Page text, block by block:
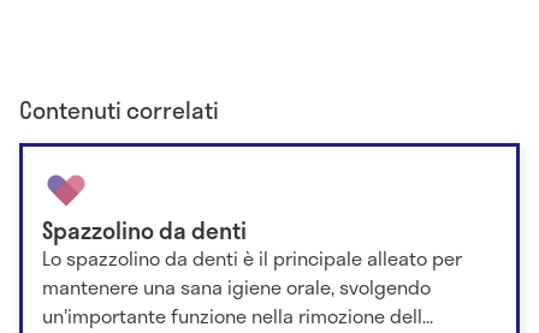
Contenuti correlati
Spazzolino da denti
Lo spazzolino da denti è il principale alleato per
mantenere una sana igiene orale, svolgendo
un'importante funzione nella rimozione dell...